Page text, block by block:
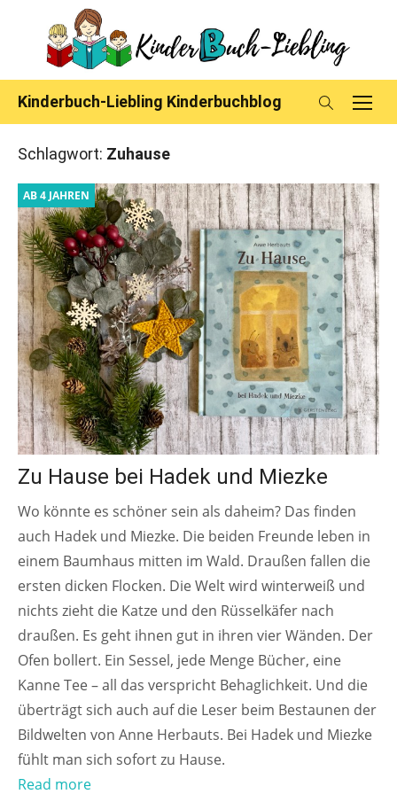
content
Kinderbuch-Liebling Kinderbuchblog
Schlagwort: Zuhause
AB 4 JAHREN
Zu Hause bei Hadek und Miezke
Wo könnte es schöner sein als daheim? Das finden
auch Hadek und Miezke. Die beiden Freunde leben in
einem Baumhaus mitten im Wald. Draußen fallen die
ersten dicken Flocken. Die Welt wird winterweiß und
nichts zieht die Katze und den Rüsselkäfer nach
draußen. Es geht ihnen gut in ihren vier Wänden. Der
Ofen bollert. Ein Sessel, jede Menge Bücher, eine
Kanne Tee – all das verspricht Behaglichkeit. Und die
überträgt sich auch auf die Leser beim Bestaunen der
Bildwelten von Anne Herbauts. Bei Hadek und Miezke
fühlt man sich sofort zu Hause.
Read more